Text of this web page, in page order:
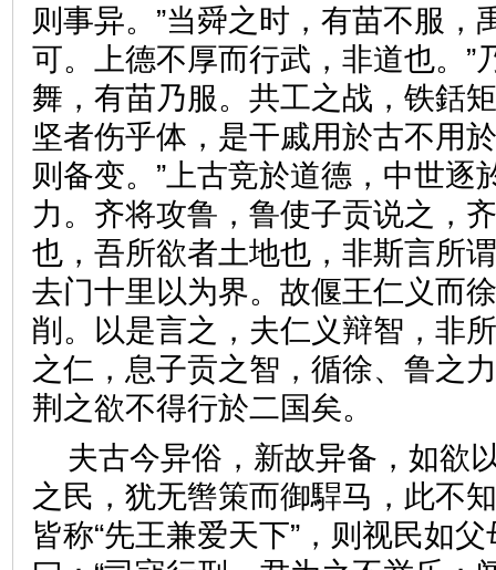
则事异。”当舜之时，有苗不服，
可。上德不厚而行武，非道也。”
舞，有苗乃服。共工之战，铁銛
坚者伤乎体，是干戚用於古不用
则备变。”上古竞於道德，中世逐
力。齐将攻鲁，鲁使子贡说之，
也，吾所欲者土地也，非斯言所
去门十里以为界。故偃王仁义而
削。以是言之，夫仁义辩智，非
之仁，息子贡之智，循徐、鲁之
荆之欲不得行於二国矣。
夫古今异俗，新故异备，如欲
之民，犹无辔策而御駻马，此不
皆称“先王兼爱天下”，则视民如